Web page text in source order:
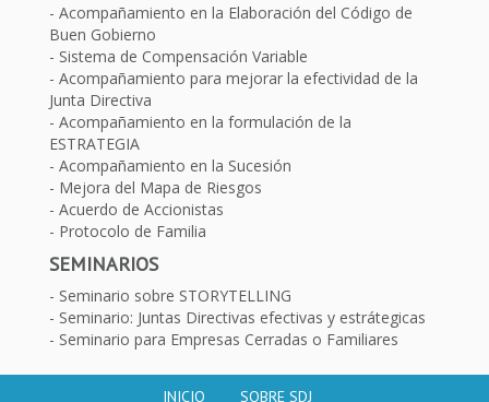
Acompañamiento en la Elaboración del Código de
Buen Gobierno
Sistema de Compensación Variable
Acompañamiento para mejorar la efectividad de la
Junta Directiva
Acompañamiento en la formulación de la
ESTRATEGIA
Acompañamiento en la Sucesión
Mejora del Mapa de Riesgos
Acuerdo de Accionistas
Protocolo de Familia
SEMINARIOS
Seminario sobre STORYTELLING
Seminario: Juntas Directivas efectivas y estrátegicas
Seminario para Empresas Cerradas o Familiares
INICIO SOBRE SDJ